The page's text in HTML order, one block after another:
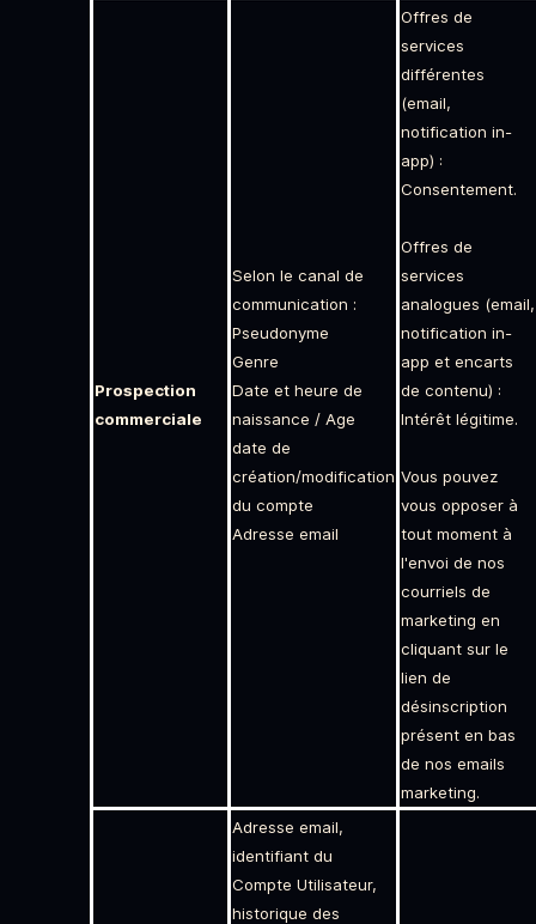
Prospection
commerciale
Selon le canal de
communication :
Pseudonyme
Genre
Date et heure de
naissance / Age
date de
création/modification
du compte
Adresse email
Offres de
services
différentes
(email,
notification in-
app) :
Consentement.
Offres de
services
analogues (email,
notification in-
app et encarts
de contenu) :
Intérêt légitime.
Vous pouvez
vous opposer à
tout moment à
l'envoi de nos
courriels de
marketing en
cliquant sur le
lien de
désinscription
présent en bas
de nos emails
marketing.
Adresse email,
identifiant du
Compte Utilisateur,
historique des